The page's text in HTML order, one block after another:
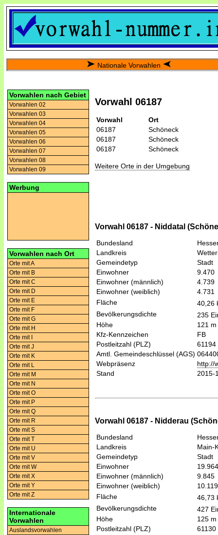
Nationale Vorwahlen
Vorwahlen nach Gebiet
Vorwahlen 02
Vorwahlen 03
Vorwahlen 04
Vorwahlen 05
Vorwahlen 06
Vorwahlen 07
Vorwahlen 08
Vorwahlen 09
Werbung
Vorwahlen nach Ort
Orte mit A
Orte mit B
Orte mit C
Orte mit D
Orte mit E
Orte mit F
Orte mit G
Orte mit H
Orte mit I
Orte mit J
Orte mit K
Orte mit L
Orte mit M
Orte mit N
Orte mit O
Orte mit P
Orte mit Q
Orte mit R
Orte mit S
Orte mit T
Orte mit U
Orte mit V
Orte mit W
Orte mit X
Orte mit Y
Orte mit Z
Internationale
Vorwahlen
Auslandsvorwahlen
Vorwahl 06187
Vorwahl
Ort
06187
Schöneck
06187
Schöneck
06187
Schöneck
Weitere Orte in der Umgebung
Vorwahl 06187 - Niddatal
Bundesland
Landkreis
Gemeindetyp
Stadt
Einwohner
9.470
Einwohner (männlich)
4.739
Einwohner (weiblich)
4.731
Fläche
40,26
Bevölkerungsdichte
235
Höhe
121
Kfz-Kennzeichen
FB
Postleitzahl (PLZ)
61194
Amtl. Gemeindeschlüssel (AGS)
Webpräsenz
http://
Stand
2015-
Vorwahl 06187 - Nidderau
Bundesland
Landkreis
Main-
Gemeindetyp
Stadt
Einwohner
19.964
Einwohner (männlich)
9.845
Einwohner (weiblich)
10.119
Fläche
46,73
Bevölkerungsdichte
427
Höhe
125
Postleitzahl (PLZ)
61130